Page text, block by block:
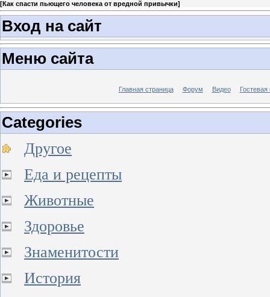
[Как спасти пьющего человека от вредной привычки]
Вход на сайт
Меню сайта
Главная страница Форум Видео Гостевая
Categories
Другое
Еда и рецепты
Животные
Здоровье
Знаменитости
История